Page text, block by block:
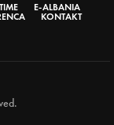
E-ALBANIA
KONTAKT